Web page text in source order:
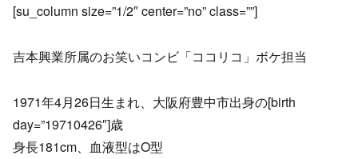
[su_column size=”1/2″ center=”no” class=””]
吉本興業所属のお笑いコンビ「ココリコ」ボケ担当
1971年4月26日生まれ、大阪府豊中市出身の[birth
day=”19710426″]歳
身長181cm、血液型はO型